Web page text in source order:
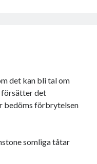
det kan bli tal om
det
bedöms förbrytelsen
somliga tåtar